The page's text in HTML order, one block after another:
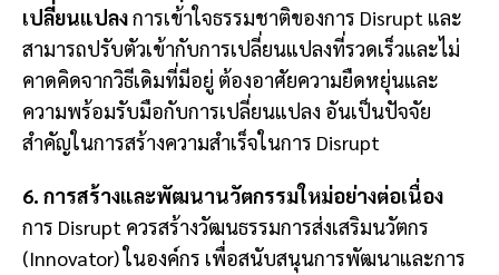
เปลี่ยนแปลงการเข้าใจธรรมชาติของการ Disrupt และ
สามารถปรับตัวเข้ากับการเปลี่ยนแปลงที่รวดเร็วและไม่
คาดคิดจากวิธีเดิมที่มีอยู่ ต้องอาศัยความยืดหยุ่นและ
ความพร้อมรับมือกับการเปลี่ยนแปลง อันเป็นปัจจัย
สำคัญในการสร้างความสำเร็จในการ Disrupt
6. การสร้างและพัฒนานวัตกรรมใหม่อย่างต่อเนื่อง
การ Disrupt ควรสร้างวัฒนธรรมการส่งเสริมนวัตกร
(Innovator) ในองค์กร เพื่อสนับสนุนการพัฒนาและการ